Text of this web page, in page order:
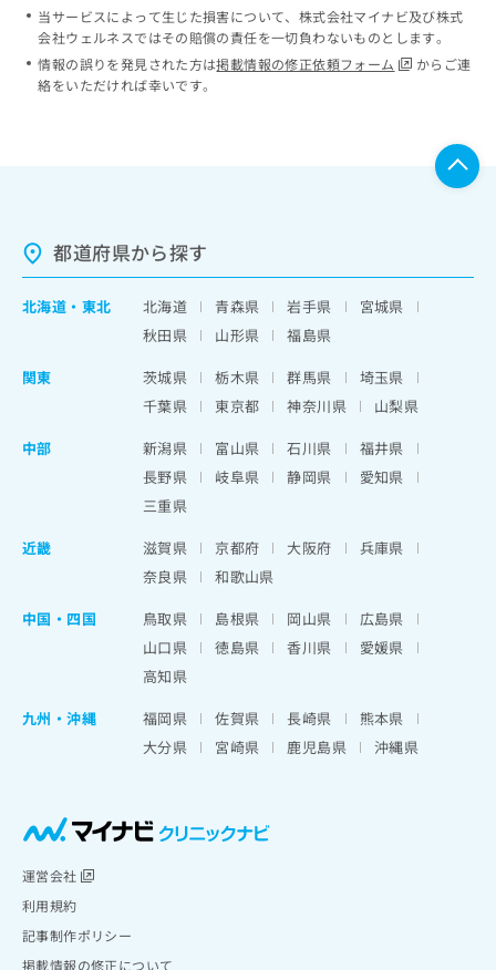
当サービスによって生じた損害について、株式会社マイナビ及び株式
会社ウェルネスではその賠償の責任を一切負わないものとします。
情報の誤りを発見された方は掲載情報の修正依頼フォーム
からご連
絡をいただければ幸いです。
都道府県から探す
北海道 ・ 東北 北海道 青森県 岩手県
宮城県
秋田県
山形県
福島県
関東
茨城県 栃木県 群馬県
埼玉県
千葉県
東京都 神奈川県
山梨県
中部
新潟県 富山県 石川県
福井県
長野県
岐阜県 静岡県
愛知県
三重県
近畿
滋賀県 京都府 大阪府
兵庫県
奈良県
和歌山県
中国・四国
鳥取県 島根県 岡山県
広島県
山口県
徳島県 香川県
愛媛県
高知県
九州・沖縄
福岡県 佐賀県 長崎県
熊本県
大分県
宮崎県 鹿児島県 沖縄県
運営会社
利用規約
記事制作ポリシー
掲載情報の修正について